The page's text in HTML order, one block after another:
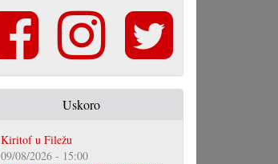
Uskoro
Kiritof u Filežu
09/08/2026 - 15:00